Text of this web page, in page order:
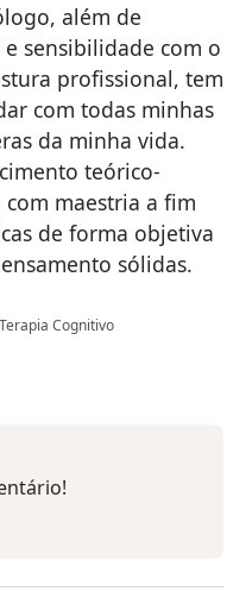
além de
sensibilidade com o
profissional, tem
com todas minhas
da minha vida.
teórico-
maestria a fim
de forma objetiva
sólidas.
Terapia Cognitivo